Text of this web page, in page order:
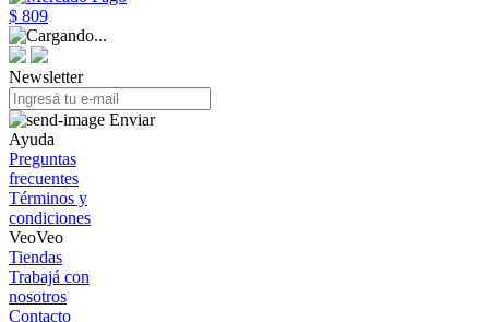
$ 809
Newsletter
Enviar
Ayuda
Preguntas
frecuentes
Términos y
condiciones
VeoVeo
Tiendas
Trabajá con
nosotros
Contacto